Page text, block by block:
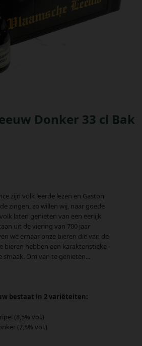
Donker 33 cl Bak
zijn volk leerde lezen en Gaston
zingen, zo willen wij, naar goede
laten genieten van een eerlijk
uit de viering van 700 jaar
we ernaar onze bieren die van de
bieren hebben een karakteristieke
Om van te genieten...
bestaat in 2 variëteiten:
(8,5% vol.)
(7,5% vol.)